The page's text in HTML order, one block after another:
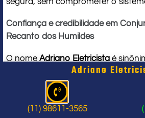
Confiança e credibilidade em
Recanto dos Humildes
O nome Adriano Eletricista é
Conjunto Habitacional Recanto dos
compromisso com a qualidade e a
cliente o torna uma referência local
chuveiro elétrico. Ao contratar
Adriano
(11) 98611-3565